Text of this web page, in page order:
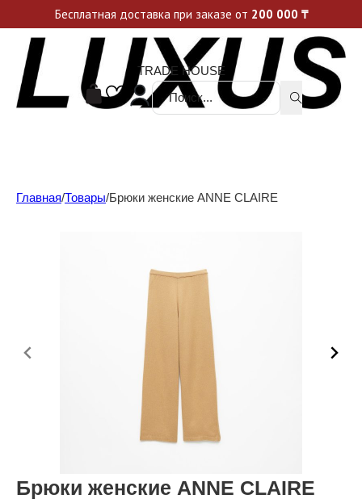
Уникальные акции и спецпредложения каждую неделю, не пропусти свой шанс
TRADE HOUSE
Поиск ...
Главная/Товары/Брюки женские ANNE CLAIRE
Брюки женские ANNE CLAIRE
Бесплатная доставка при заказе от 200 000 ₸